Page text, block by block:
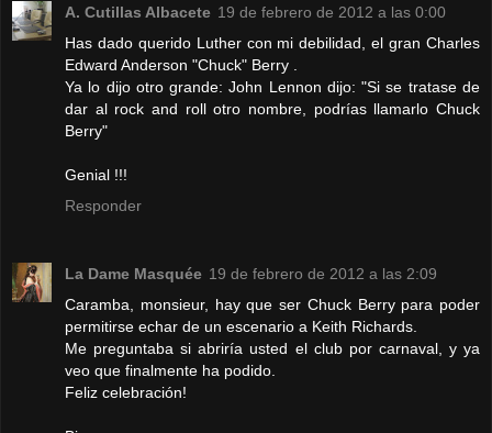
A. Cutillas Albacete 19 de febrero de 2012 a las 0:00
Has dado querido Luther con mi debilidad, el gran Charles
Edward Anderson "Chuck" Berry .
Ya lo dijo otro grande: John Lennon dijo: "Si se tratase de
dar al rock and roll otro nombre, podrías llamarlo Chuck
Berry"
Genial !!!
Responder
La Dame Masquée 19 de febrero de 2012 a las 2:09
Caramba, monsieur, hay que ser Chuck Berry para poder
permitirse echar de un escenario a Keith Richards.
Me preguntaba si abriría usted el club por carnaval, y ya
veo que finalmente ha podido.
Feliz celebración!